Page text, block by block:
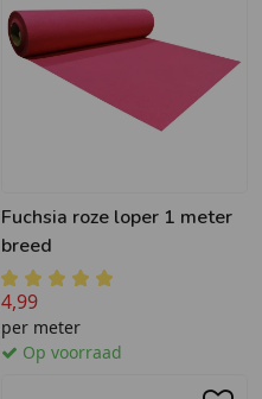
Fuchsia roze loper 1 meter
breed
4,99
per meter
Op voorraad